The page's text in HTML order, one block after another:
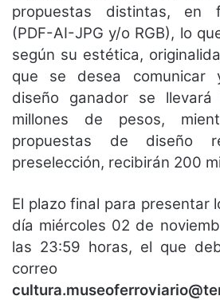
propuestas distintas, en
(PDF-AI-JPG y/o RGB), lo
según su estética,
que se desea comunicar
diseño ganador se llevará
millones de pesos,
propuestas de diseño
preselección, recibirán 200
El plazo final para presentar
día miércoles 02 de
las 23:59 horas, el que